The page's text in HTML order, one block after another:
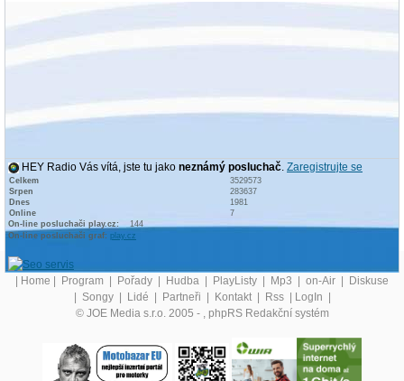
HEY Radio Vás vítá, jste tu jako neznámý posluchač. Zaregistrujte se
Celkem
3529573
Srpen
283637
Dnes
1981
Online
7
On-line posluchači play.cz:
144
On-line posluchači graf: play.cz
Home Program Pořady Hudba PlayListy Mp3 on-Air
Diskuse
Songy Lidé Partneři Kontakt Rss LogIn
© JOE Media s.r.o. 2005 - , phpRS Redakční systém